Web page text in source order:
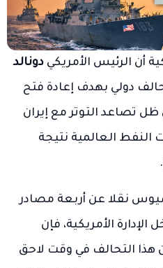
أن الرئيس الأمريكي دونالد
دولي بهدف إعادة فتح
تصاعد التوتر مع إيران
النفط العالمية نتيجة
نقلا عن أربعة مصادر
الأمريكية، فإن
هذا التحالف في وقت لاحق